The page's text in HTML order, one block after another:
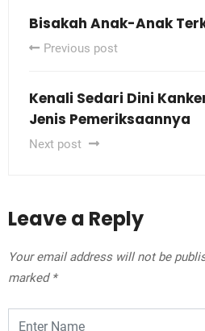
Bisakah Anak-Anak
Previous post
Kenali Sedari Dini
Jenis Pemeriksaannya
Next post
Leave a Reply
Your email address will not be
marked *